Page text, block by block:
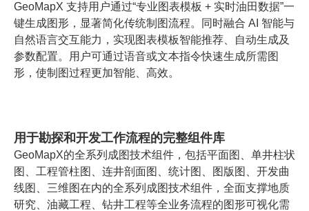
GeoMapX 支持用户通过“专业图表模板 + 实时油田数据”一
键生成图形，显著简化传统制图流程。同时融合 AI 智能与
自然语言交互能力，实现图表模板智能推荐、自动生成及
参数配置。用户可通过语音或文本指令快速生成所需图
形，使制图过程更加智能、高效。
用于勘探和开发工作流程的完整组件库
GeoMapX的全系列成图技术组件，包括平面图、单井柱状
图、工程管柱图、连井剖面图、统计图、图版图、开发曲
线图、三维图在内的全系列成图技术组件，全面支撑地质
研究、油藏工程、钻井工程等全业务流程的图形可视化需